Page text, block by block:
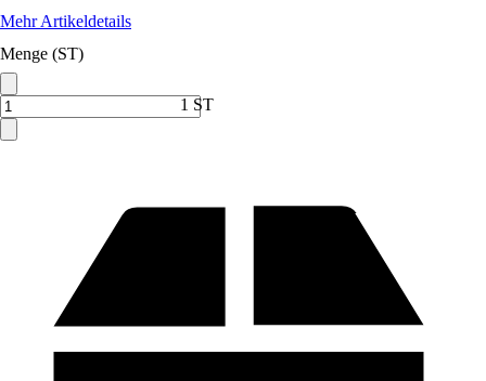
Mehr Artikeldetails
Menge (ST)
1 ST